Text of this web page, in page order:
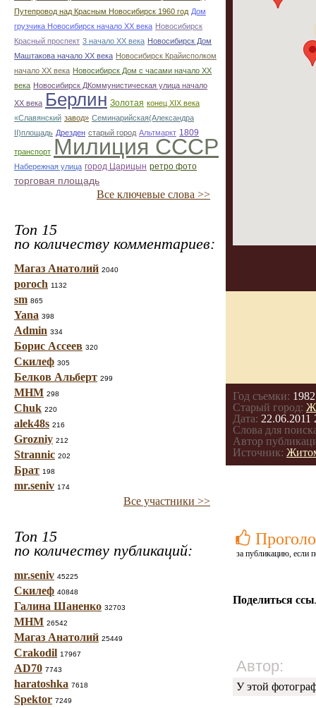
Путепровод над Красным Новосибирск 1960 год Дом
грузчика Новосибирск начало ХХ века Новосибирск
Красный проспект 3 начало ХХ века Новосибирск Дом
Маштакова начало ХХ века Новосибирск Крайисполком
начало ХХ века Новосибирск Дом с часами начало ХХ
века Новосибирск ДКоммунистическая улица начало
ХХ века Берлин Золотая конец ХІХ века
«Славянский завод» Семинарийская(Александра
II)площадь Дрезден старый город Альтмаркт 1809
транспорт Милиция СССР
Набережная улица город Царицын ретро фото
торговая площадь
Все ключевые слова >>
Топ 15
по количеству комментариев:
Магаз Анатолий 2040
poroch 1132
sm 865
Yana 398
Admin 334
Борис Ассеев 320
Скилеф 305
Белков Альберт 299
МНМ 298
Chuk 220
alek48s 216
Grozniy 212
Strannic 202
Брат 198
mr.seniv 174
Все участники >>
Топ 15
по количеству публикаций:
mr.seniv 45225
Скилеф 40848
Галина Шаненко 32703
МНМ 26542
Магаз Анатолий 25449
Crakodil 17967
AD70 7743
haratoshka 7618
Spektor 7249
Год съемки: 1982
Старый город:
Дата: 22.06.2011
Слова для
Автор
Источник:
за публикацию, если
Поделиться
Автор:
У этой